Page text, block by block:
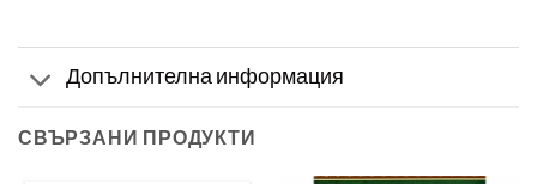
Допълнителна информация
СВЪРЗАНИ ПРОДУКТИ